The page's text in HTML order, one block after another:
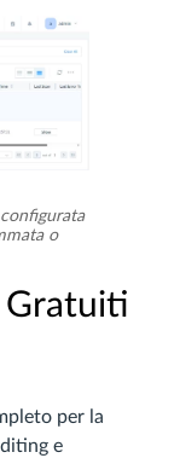
o
Gratuiti
per la
e